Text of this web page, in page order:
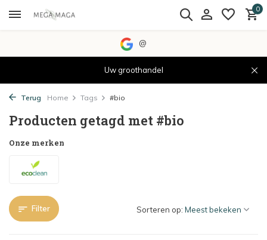
0
@
Uw groothandel
Terug Home Tags #bio
Producten getagd met #bio
Onze merken
Filter Sorteren op: